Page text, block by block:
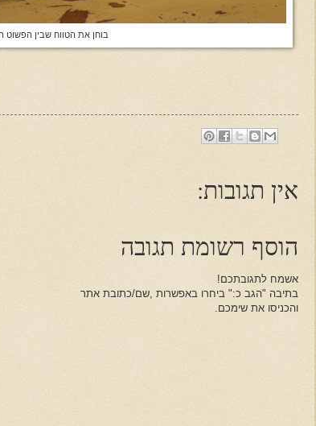
בוחן את הטווח שבין הפשוט
אין תגובות:
הוסף רשומת תגובה
אשמח לתגובתכם!
בתיבה "הגב כ:" ביחרו באפשרות ,שם/כתובת אתר
והכניסו את שימכם.